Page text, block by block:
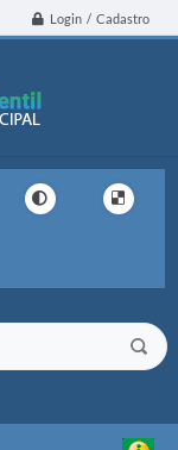
Login / Cadastro